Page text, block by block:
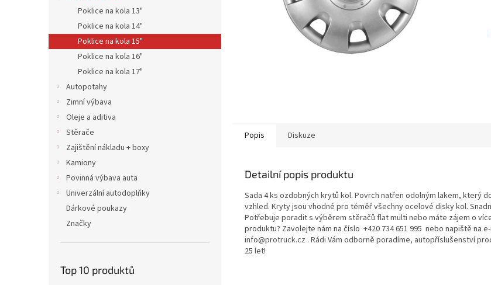
Poklice na kola 13"
Poklice na kola 14"
Poklice na kola 15"
Poklice na kola 16"
Poklice na kola 17"
Autopotahy
Zimní výbava
Oleje a aditiva
Stěrače
Zajištění nákladu + boxy
Kamiony
Povinná výbava auta
Univerzální autodoplňky
Dárkové poukazy
Značky
Top 10 produktů
Popis Diskuze
Detailní popis produktu
Sada 4 ks ozdobných krytů kol. Povrch natřen odolným lakem, který
vzhled. Kryty jsou vhodné pro téměř všechny ocelové disky kol.
Potřebuje poradit s výběrem stěračů flat multi nebo máte zájem o
produktu? Zavolejte nám na číslo +420 734 651 995 nebo napiště na
info@protruck.cz . Rádi Vám odborně poradíme, autopříslušenství
25 let!